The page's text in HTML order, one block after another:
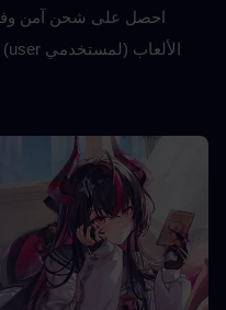
الألعاب (لمستخدمي user) أو 10%